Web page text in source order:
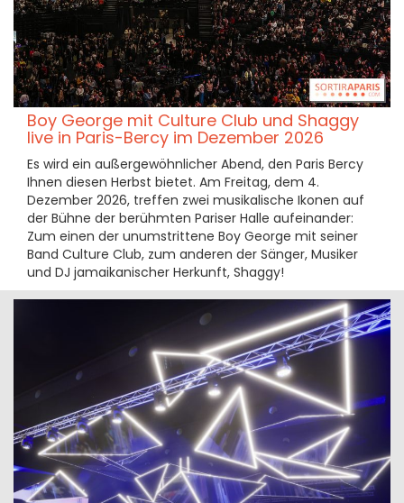
Boy George mit Culture Club und Shaggy
live in Paris-Bercy im Dezember 2026
Es wird ein außergewöhnlicher Abend, den Paris Bercy
Ihnen diesen Herbst bietet. Am Freitag, dem 4.
Dezember 2026, treffen zwei musikalische Ikonen auf
der Bühne der berühmten Pariser Halle aufeinander:
Zum einen der unumstrittene Boy George mit seiner
Band Culture Club, zum anderen der Sänger, Musiker
und DJ jamaikanischer Herkunft, Shaggy!